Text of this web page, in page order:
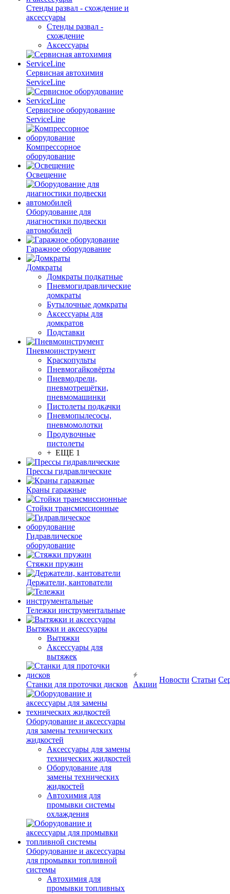
Стенды развал - схождение и
аксессуары
Стенды развал -
схождение
Аксессуары
Сервисная автохимия
ServiceLine
Сервисное оборудование
ServiceLine
Компрессорное
оборудование
Освещение
Оборудование для
диагностики подвески
автомобилей
Гаражное оборудование
Домкраты
Домкраты подкатные
Пневмогидравлические
домкраты
Бутылочные домкраты
Аксессуары для
домкратов
Подставки
Пневмоинструмент
Краскопульты
Пневмогайковёрты
Пневмодрели,
пневмотрещётки,
пневмомашинки
Пистолеты подкачки
Пневмопылесосы,
пневмомолотки
Продувочные
пистолеты
+ ЕЩЕ 1
Прессы гидравлические
Краны гаражные
Стойки трансмиссионные
Гидравлическое
оборудование
Стяжки пружин
Держатели, кантователи
Тележки инструментальные
Вытяжки и аксессуары
Вытяжки
Аксессуары для
вытяжек
Станки для проточки дисков
Оборудование и аксессуары
для замены технических
жидкостей
Аксессуары для замены
технических жидкостей
Оборудование для
замены технических
жидкостей
Автохимия для
промывки системы
охлаждения
Оборудование и аксессуары
для промывки топливной
системы
Автохимия для
промывки топливных
Акции
Новости Статьи